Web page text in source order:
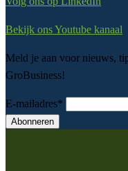
Bekijk ons Youtube kanaal
Meld je aan voor nieuws,
GroBusiness!
E-mailadres*
Abonneren